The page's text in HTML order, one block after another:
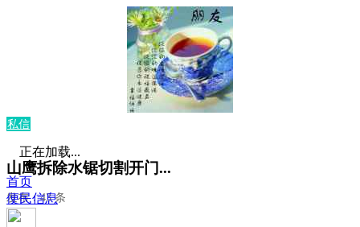
私信
山鹰拆除水锯切割开门...
发布：43 条
正在加载...
首页
便民信息